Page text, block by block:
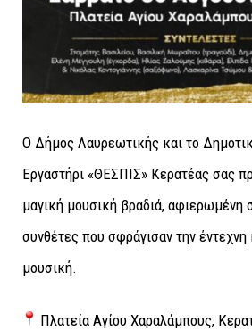
Ο Δήμος Λαυρεωτικής και το
Εργαστήρι «ΘΕΣΠΙΣ» Κερατέας σας
μαγική μουσική βραδιά, αφιερωμένη
συνθέτες που σφράγισαν την έντεχνη
μουσική.
Πλατεία Αγίου Χαραλάμπους,